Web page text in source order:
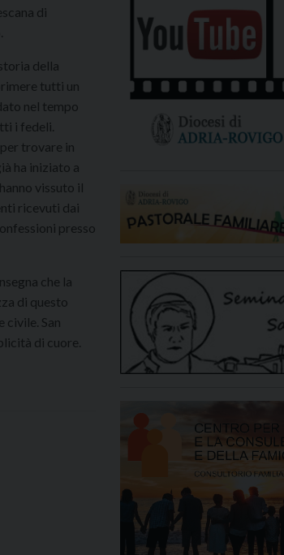
di
della
tutti un
nel tempo
i fedeli.
trovare in
ha iniziato a
vissuto il
ricevuti dai
presso
che la
di questo
civile. San
di cuore.